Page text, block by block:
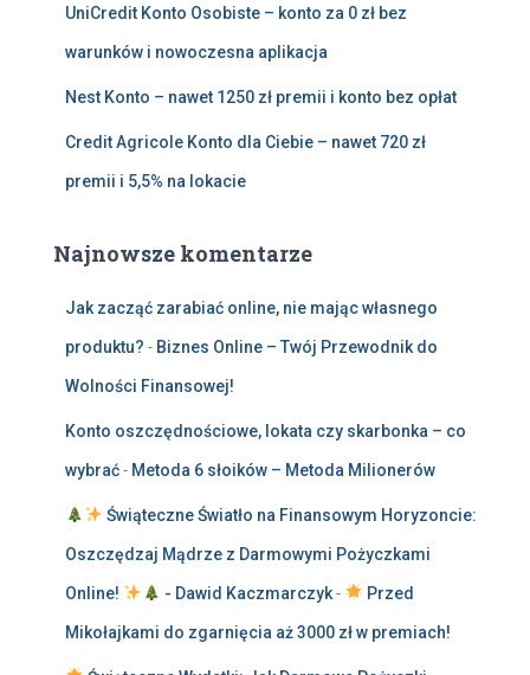
UniCredit Konto Osobiste – konto za 0 zł bez
warunków i nowoczesna aplikacja
Nest Konto – nawet 1250 zł premii i konto bez opłat
Credit Agricole Konto dla Ciebie – nawet 720 zł
premii i 5,5% na lokacie
Najnowsze komentarze
Jak zacząć zarabiać online, nie mając własnego
produktu? - Biznes Online – Twój Przewodnik do
Wolności Finansowej!
Konto oszczędnościowe, lokata czy skarbonka – co
wybrać- Metoda 6 słoików – Metoda Milionerów
Świąteczne Światło na Finansowym Horyzoncie:
Oszczędzaj Mądrze z Darmowymi Pożyczkami
Online! - Dawid Kaczmarczyk- Przed
Mikołajkami do zgarnięcia aż 3000 zł w premiach!